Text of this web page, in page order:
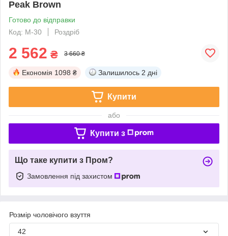
Peak Brown
Готово до відправки
Код: М-30
Роздріб
2 562 ₴ 3 660 ₴
Економія 1098 ₴ Залишилось 2 дні
Купити
або
Купити з
Що таке купити з Пром?
Замовлення під захистом
Розмір чоловічого взуття
42